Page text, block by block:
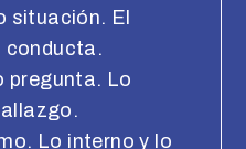
situación. El
conducta.
pregunta. Lo
Lo interno y lo